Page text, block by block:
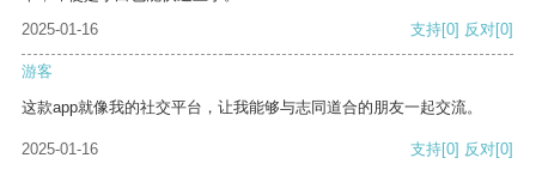
2025-01-16
支持[0] 反对[0]
游客
这款app就像我的社交平台，让我能够与志同道合的朋友一起交流。
2025-01-16 支持[0] 反对[0]